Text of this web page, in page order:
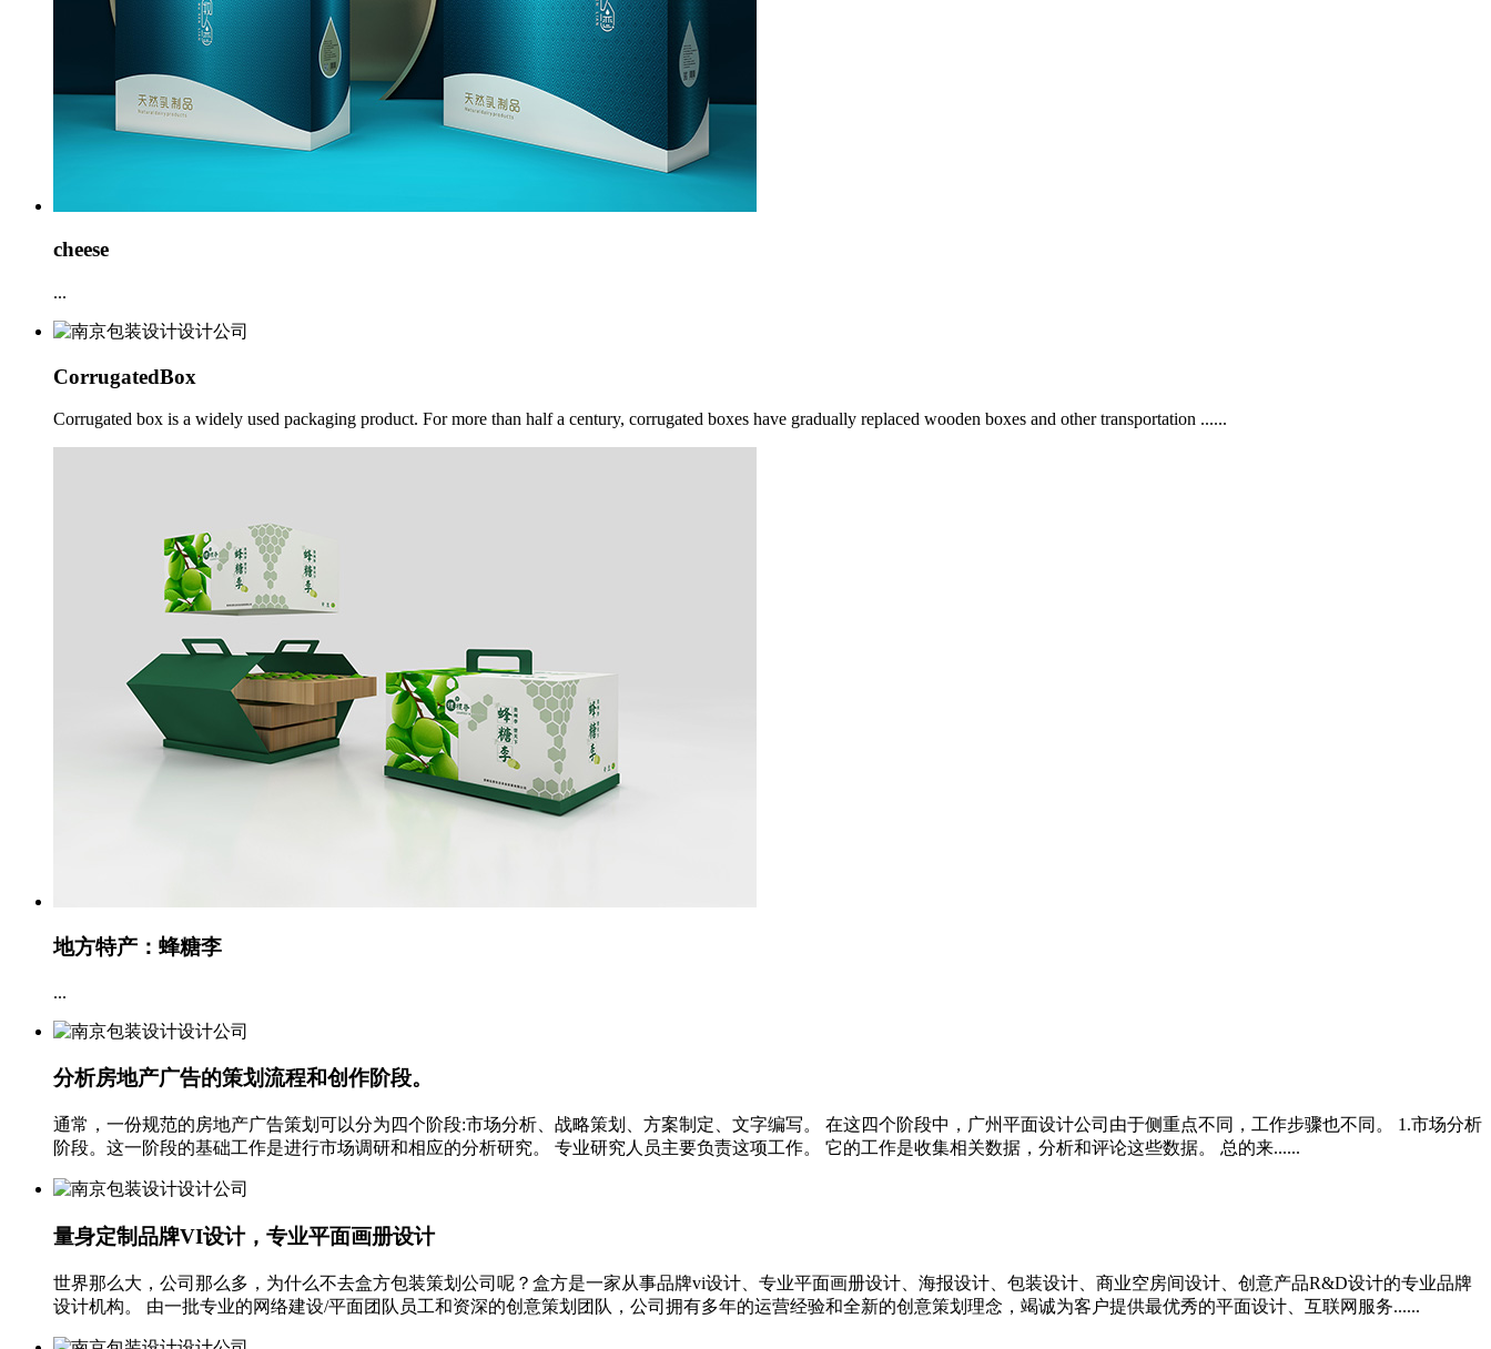
cheese
...
CorrugatedBox
Corrugated box is a widely used packaging product. For more than half a century, corrugated boxes have gradually replaced wooden boxes and other transportation ......
地方特产：蜂糖李
...
分析房地产广告的策划流程和创作阶段。
通常，一份规范的房地产广告策划可以分为四个阶段:市场分析、战略策划、方案制定、文字编写。 在这四个阶段中，广州平面设计公司由于侧重点不同，工作步骤也不同。 1.市场分析
阶段。这一阶段的基础工作是进行市场调研和相应的分析研究。 专业研究人员主要负责这项工作。 它的工作是收集相关数据，分析和评论这些数据。 总的来......
量身定制品牌VI设计，专业平面画册设计
世界那么大，公司那么多，为什么不去盒方包装策划公司呢？盒方是一家从事品牌vi设计、专业平面画册设计、海报设计、包装设计、商业空房间设计、创意产品R&D设计的专业品牌
设计机构。 由一批专业的网络建设/平面团队员工和资深的创意策划团队，公司拥有多年的运营经验和全新的创意策划理念，竭诚为客户提供最优秀的平面设计、互联网服务......